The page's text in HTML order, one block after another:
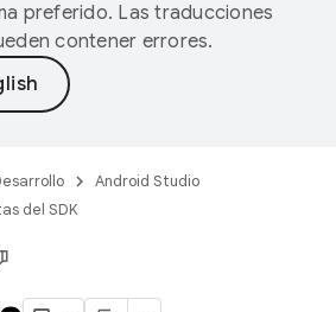
preferido. Las traducciones
contener errores.
Android Studio
del SDK